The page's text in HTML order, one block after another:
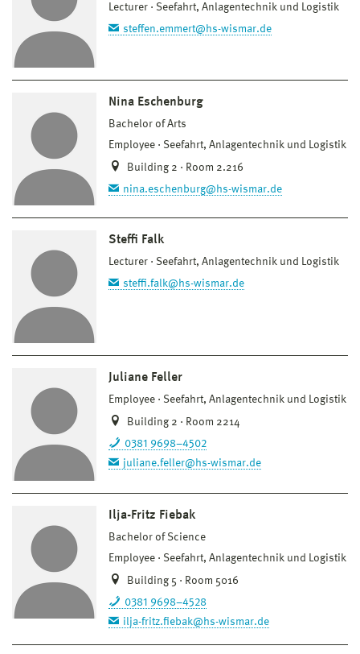
Lecturer
Seefahrt, Anlagentechnik und Logistik
steffen.emmert@hs-wismar.de
Nina Eschenburg
Bachelor of Arts
Employee
Seefahrt, Anlagentechnik und Logistik
Building 2 · Room 2.216
nina.eschenburg@hs-wismar.de
Steffi Falk
Lecturer
Seefahrt, Anlagentechnik und Logistik
steffi.falk@hs-wismar.de
Juliane Feller
Employee
Seefahrt, Anlagentechnik und Logistik
Building 2 · Room 2214
0381 9698–4502
juliane.feller@hs-wismar.de
Ilja-Fritz Fiebak
Bachelor of Science
Employee
Seefahrt, Anlagentechnik und Logistik
Building 5 · Room 5016
0381 9698–4528
ilja-fritz.fiebak@hs-wismar.de